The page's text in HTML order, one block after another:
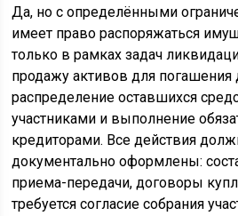
Да, но с определёнными
имеет право распоряжаться
только в рамках задач
продажу активов для погашения
распределение оставшихся
участниками и выполнение
кредиторами. Все действия
документально оформлены:
приема-передачи, договоры
требуется согласие собрания